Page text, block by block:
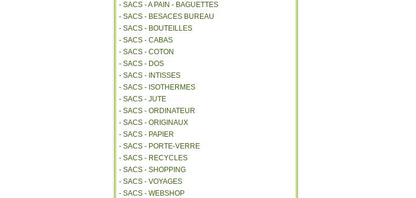
- SACS - A PAIN - BAGUETTES
- SACS - BESACES BUREAU
- SACS - BOUTEILLES
- SACS - CABAS
- SACS - COTON
- SACS - DOS
- SACS - INTISSES
- SACS - ISOTHERMES
- SACS - JUTE
- SACS - ORDINATEUR
- SACS - ORIGINAUX
- SACS - PAPIER
- SACS - PORTE-VERRE
- SACS - RECYCLES
- SACS - SHOPPING
- SACS - VOYAGES
- SACS - WEBSHOP